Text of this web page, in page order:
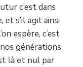
c’est dans
et s’il agit ainsi
espère, c’est
générations
là et nul par